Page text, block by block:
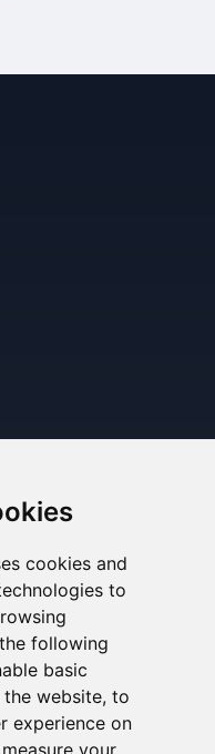
cookies and
to
following
basic
website, to
experience on
your